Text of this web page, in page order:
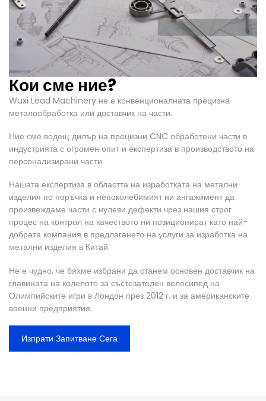
Кои сме ние?
Wuxi Lead Machinery не е конвенционалната прецизна
металообработка или доставчик на части.
Ние сме водещ дилър на прецизни CNC обработени части в
индустрията с огромен опит и експертиза в производството на
персонализирани части.
Нашата експертиза в областта на изработката на метални
изделия по поръчка и непоколебимият ни ангажимент да
произвеждаме части с нулеви дефекти чрез нашия строг
процес на контрол на качеството ни позиционират като най-
добрата компания в предлагането на услуги за изработка на
метални изделия в Китай.
Не е чудно, че бяхме избрани да станем основен доставчик на
главината на колелото за състезателен велосипед на
Олимпийските игри в Лондон през 2012 г. и за американските
военни предприятия.
Изпрати Запитване Сега